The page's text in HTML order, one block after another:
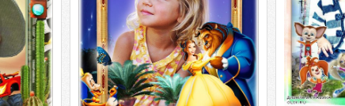
мультфильмов 5 PSD | 4961 х 3508 | 300
dpi |
3508 | 300